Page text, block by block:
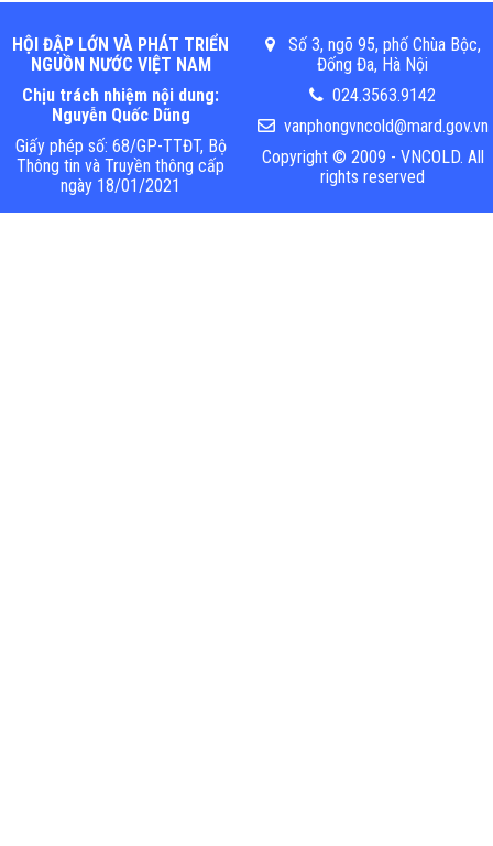
HỘI ĐẬP LỚN VÀ PHÁT TRIỂN
NGUỒN NƯỚC VIỆT NAM
Chịu trách nhiệm nội dung:
Nguyễn Quốc Dũng
Giấy phép số: 68/GP-TTĐT, Bộ
Thông tin và Truyền thông cấp
ngày 18/01/2021
Số 3, ngõ 95, phố Chùa Bộc,
Đống Đa, Hà Nội
024.3563.9142
vanphongvncold@mard.gov.vn
Copyright © 2009 - VNCOLD. All
rights reserved